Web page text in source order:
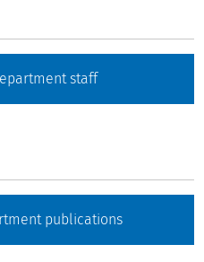
staff
publications